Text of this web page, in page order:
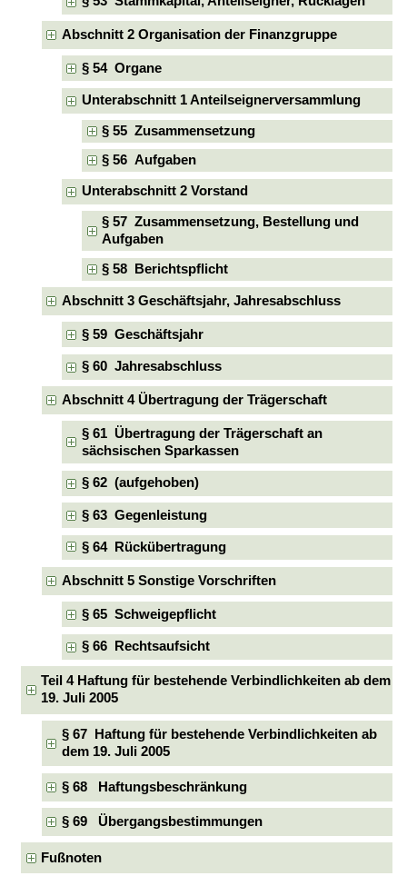
Abschnitt 2 Organisation der Finanzgruppe
§ 54 Organe
Unterabschnitt 1 Anteilseignerversammlung
§ 55 Zusammensetzung
§ 56 Aufgaben
Unterabschnitt 2 Vorstand
§ 57 Zusammensetzung, Bestellung und
Aufgaben
§ 58 Berichtspflicht
Abschnitt 3 Geschäftsjahr, Jahresabschluss
§ 59 Geschäftsjahr
§ 60 Jahresabschluss
Abschnitt 4 Übertragung der Trägerschaft
§ 61 Übertragung der Trägerschaft an
sächsischen Sparkassen
§ 62 (aufgehoben)
§ 63 Gegenleistung
§ 64 Rückübertragung
Abschnitt 5 Sonstige Vorschriften
§ 65 Schweigepflicht
§ 66 Rechtsaufsicht
Teil 4 Haftung für bestehende Verbindlichkeiten ab dem
19. Juli 2005
§ 67 Haftung für bestehende Verbindlichkeiten ab
dem 19. Juli 2005
§ 68 Haftungsbeschränkung
§ 69 Übergangsbestimmungen
Fußnoten